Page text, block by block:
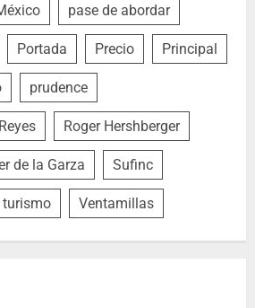
pase de abordar
Portada Precio Principal
prudence
Roger Hershberger
de la Garza Sufinc
turismo Ventamillas